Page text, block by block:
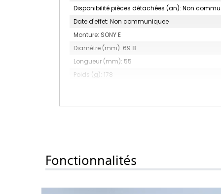
Disponibilité pièces détachées (an): Non
Date d'effet: Non communiquee
Monture: SONY E
Diamètre (mm): 69.8
Longueur (mm): 55
Poids (g): 178
Facteur d'agrandissement: 0.18x
Grand angle: Oui
Fonctionnalités